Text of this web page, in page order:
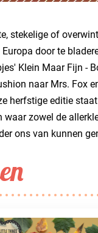
stekelige of
door te
Klein Maar Fijn -
naar Mrs. Fox
herfstige editie
waar zowel de
ons van kunnen